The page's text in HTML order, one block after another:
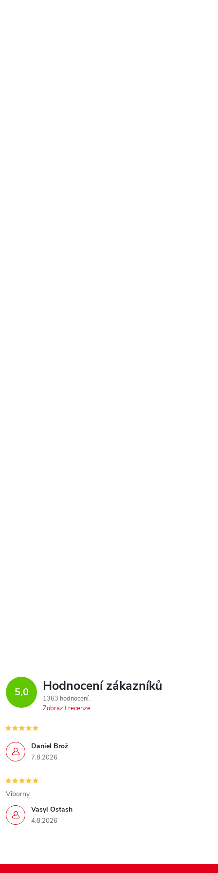
5,0 Hodnocení zákazníků
1363 hodnocení
Zobrazit recenze
Daniel Brož
7.8.2026
Vasyl Ostash
4.8.2026
Viborny